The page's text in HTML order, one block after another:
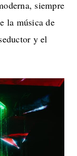
siempre
la música de
y el